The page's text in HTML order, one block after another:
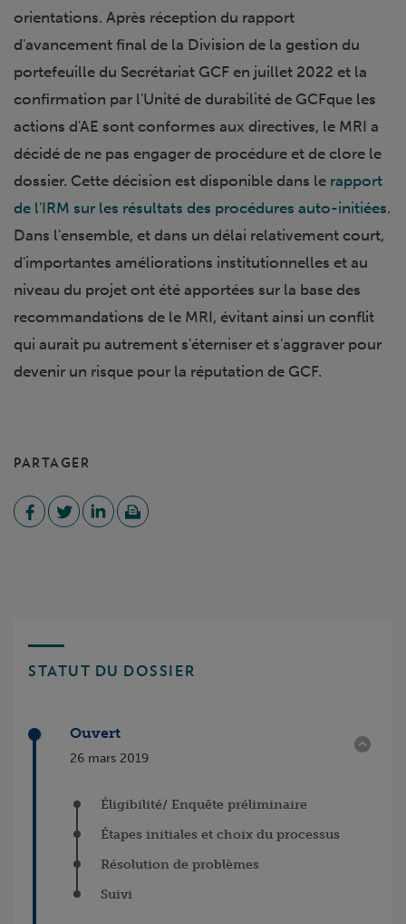
orientations. Après réception du rapport
d'avancement final de la Division de la gestion du
portefeuille du Secrétariat GCF en juillet 2022 et la
confirmation par l'Unité de durabilité de GCFque les
actions d'AE sont conformes aux directives, le MRI a
décidé de ne pas engager de procédure et de clore le
dossier. Cette décision est disponible dans le rapport
de l'IRM sur les résultats des procédures auto-initiées.
Dans l'ensemble, et dans un délai relativement court,
d'importantes améliorations institutionnelles et au
niveau du projet ont été apportées sur la base des
recommandations de le MRI, évitant ainsi un conflit
qui aurait pu autrement s'éterniser et s'aggraver pour
devenir un risque pour la réputation de GCF.
PARTAGER
STATUT DU DOSSIER
Ouvert
26 mars 2019
Éligibilité/ Enquête préliminaire
Étapes initiales et choix du processus
Résolution de problèmes
Suivi